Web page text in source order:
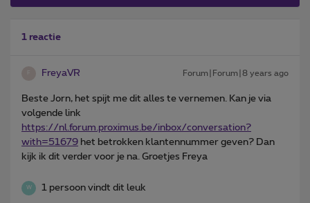
1 reactie
FreyaVR Forum|Forum|8 years ago
Beste Jorn, het spijt me dit alles te vernemen. Kan je via
volgende link
https://nl. forum.proximus.be/inbox/conversation?
with=51679 het betrokken klantennummer geven? Dan
kijk ik dit verder voor je na. Groetjes Freya
W 1 persoon vindt dit leuk